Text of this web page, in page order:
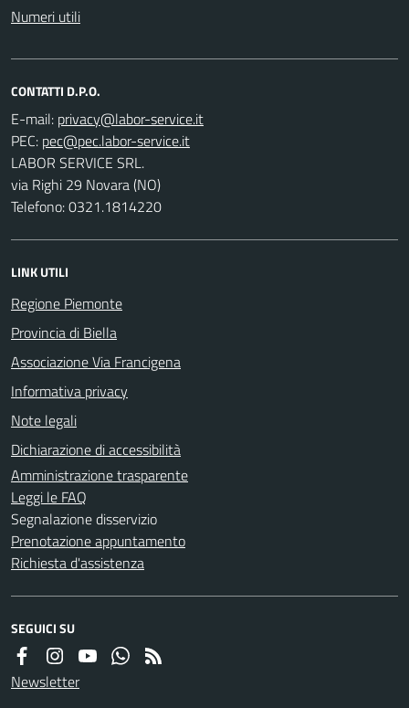
Numeri utili
CONTATTI D.P.O.
E-mail:
PEC:
LABOR SERVICE SRL.
via Righi 29 Novara (NO)
Telefono: 0321.1814220
LINK UTILI
Regione Piemonte
Provincia di Biella
Associazione Via Francigena
Informativa privacy
Note legali
Dichiarazione di accessibilità
Amministrazione trasparente
Leggi le FAQ
Segnalazione disservizio
Prenotazione appuntamento
Richiesta d'assistenza
SEGUICI SU
Newsletter